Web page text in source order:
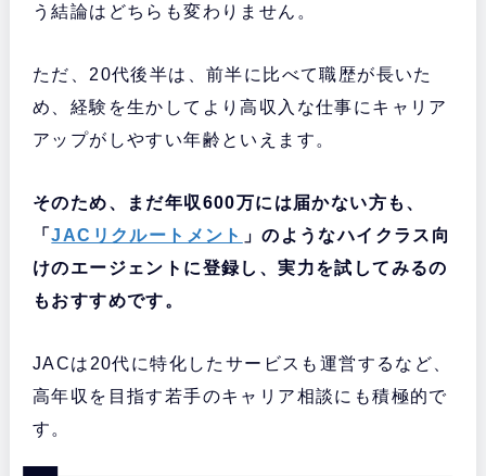
う結論はどちらも変わりません。
ただ、20代後半は、前半に比べて職歴が長いた
め、経験を生かしてより高収入な仕事にキャリア
アップがしやすい年齢といえます。
そのため、まだ年収600万には届かない方も、
「JACリクルートメント 」のようなハイクラス向
けのエージェントに登録し、実力を試してみるの
もおすすめです。
JACは20代に特化したサービスも運営するなど、
高年収を目指す若手のキャリア相談にも積極的で
す。